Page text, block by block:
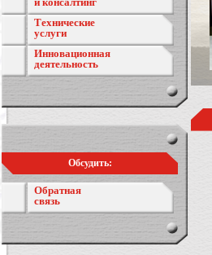
Технические
услуги
Инновационная
деятельность
Обсудить:
Обратная
связь